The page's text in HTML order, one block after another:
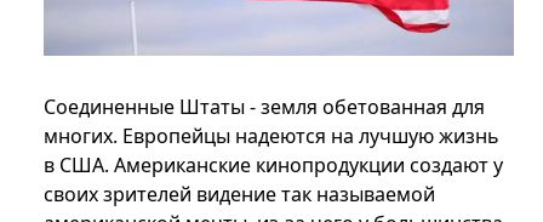
Соединенные Штаты - земля обетованная для
многих. Европейцы надеются на лучшую жизнь
в США. Американские кинопродукции создают у
своих зрителей видение так называемой